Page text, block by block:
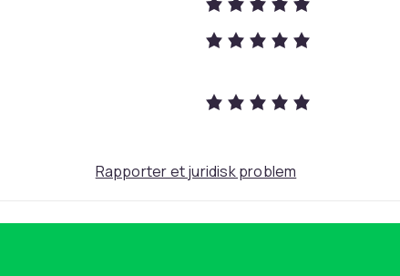
Hvit
cdc05214-67ad-4e14-9f7a-3a0a8b242dc1
Rapporter et juridisk problem